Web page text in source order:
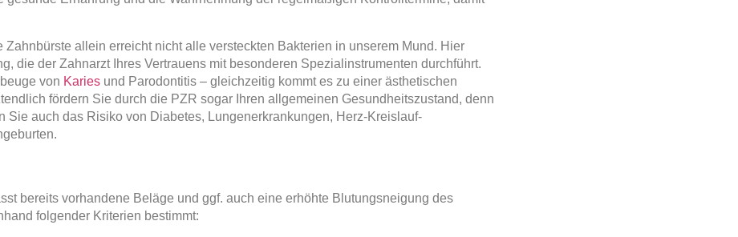
allein erreicht nicht alle versteckten Bakterien in unserem Mund. Hier
die der Zahnarzt Ihres Vertrauens mit besonderen Spezialinstrumenten durchführt.
von Karies und Parodontitis – gleichzeitig kommt es zu einer ästhetischen
fördern Sie durch die PZR sogar Ihren allgemeinen Gesundheitszustand, denn
auch das Risiko von Diabetes, Lungenerkrankungen, Herz-Kreislauf-
bereits vorhandene Beläge und ggf. auch eine erhöhte Blutungsneigung des
folgender Kriterien bestimmt: